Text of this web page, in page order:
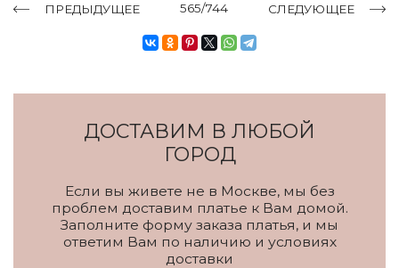
ПРЕДЫДУЩЕЕ 565/744 СЛЕДУЮЩЕЕ
ДОСТАВИМ В ЛЮБОЙ
ГОРОД
Если вы живете не в Москве, мы без
проблем доставим платье к Вам домой.
Заполните форму заказа платья, и мы
ответим Вам по наличию и условиях
доставки